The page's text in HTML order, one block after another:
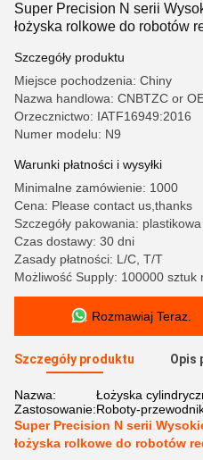
Super Precision N serii
łożyska rolkowe do robotów
Szczegóły produktu
Miejsce pochodzenia: Chiny
Nazwa handlowa: CNBTZC or
Orzecznictwo: IATF16949:2016
Numer modelu: N9
Warunki płatności i wysyłki
Minimalne zamówienie: 1000
Cena: Please contact us,thanks
Szczegóły pakowania:
Czas dostawy: 30 dni
Zasady płatności: L/C, T/T
Możliwość Supply: 100000 sztuk
Rozmawiaj Teraz.
Szczegóły produktu Opis
Nazwa:
Łożyska
Zastosowanie:Roboty-
Super Precision N serii
łożyska rolkowe do robotów